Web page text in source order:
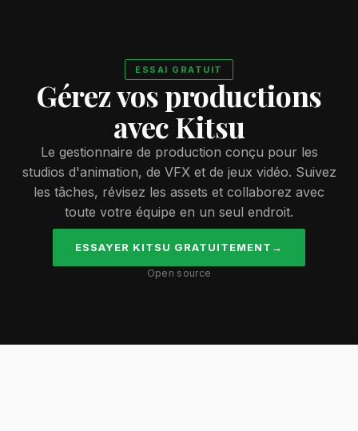
ESSAI GRATUIT
Gérez vos productions
avec Kitsu
Le gestionnaire de production conçu pour les
studios d'animation, de VFX et de jeux vidéo. Suivez
les tâches, révisez les assets et collaborez avec
toute votre équipe en un seul endroit.
ESSAYER KITSU GRATUITEMENT →
Open source